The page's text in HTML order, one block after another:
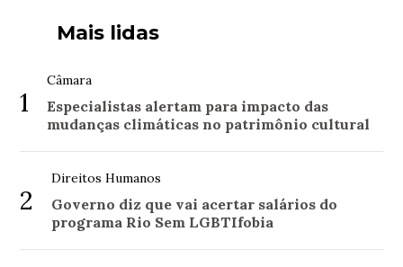
Mais lidas
1
Câmara
Especialistas alertam para impacto das
mudanças climáticas no patrimônio cultural
2
Direitos Humanos
Governo diz que vai acertar salários do
programa Rio Sem LGBTIfobia